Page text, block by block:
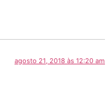
agosto 21, 2018 às 12:20 am